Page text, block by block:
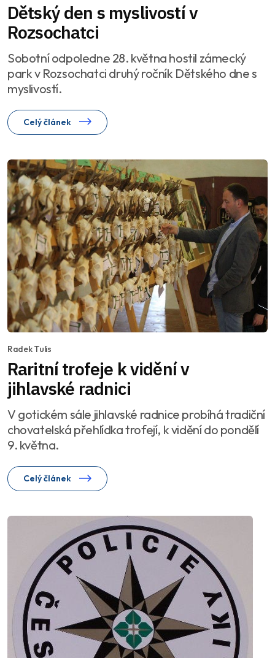
Dětský den s myslivostí v
Rozsochatci
Sobotní odpoledne 28. května hostil zámecký
park v Rozsochatci druhý ročník Dětského dne s
myslivostí.
Celý článek
Radek Tulis
Raritní trofeje k vidění v
jihlavské radnici
V gotickém sále jihlavské radnice probíhá tradiční
chovatelská přehlídka trofejí, k vidění do pondělí
9. května.
Celý článek